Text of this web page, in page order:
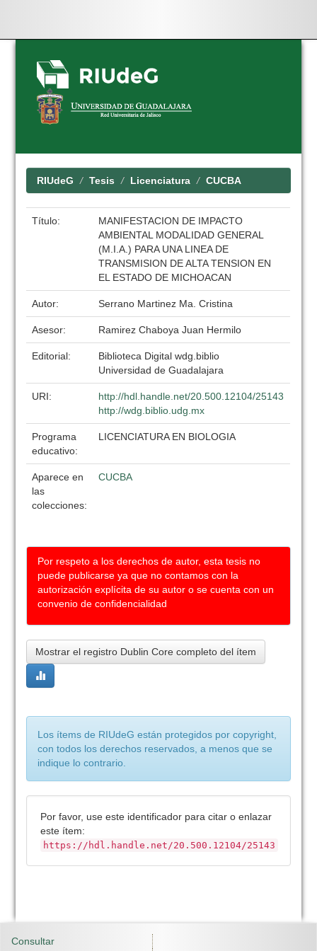
Skip
navigation
RIUdeG Tesis Licenciatura CUCBA
Título:
MANIFESTACION DE IMPACTO
AMBIENTAL MODALIDAD GENERAL
(M.I.A.) PARA UNA LINEA DE
TRANSMISION DE ALTA TENSION EN
EL ESTADO DE MICHOACAN
Autor: Serrano Martinez Ma. Cristina
Asesor: Ramirez Chaboya Juan Hermilo
Editorial:
Biblioteca Digital wdg.biblio
Universidad de Guadalajara
URI:
http://hdl.handle.net/20.500.12104/25143
http://wdg.biblio.udg.mx
Programa
educativo:
LICENCIATURA EN BIOLOGIA
Aparece en
las
colecciones:
CUCBA
Por respeto a los derechos de autor, esta tesis no
puede publicarse ya que no contamos con la
autorización explícita de su autor o se cuenta con un
convenio de confidencialidad
Mostrar el registro Dublin Core completo del ítem
Los ítems de RIUdeG están protegidos por copyright,
con todos los derechos reservados, a menos que se
indique lo contrario.
Por favor, use este identificador para citar o enlazar
este ítem:
https://hdl.handle.net/20.500.12104/25143
Consultar